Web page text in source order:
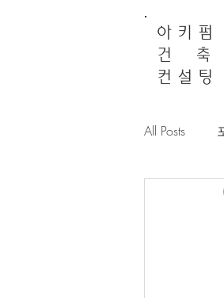
아 키 펌
건 축
컨 설 팅
All Posts